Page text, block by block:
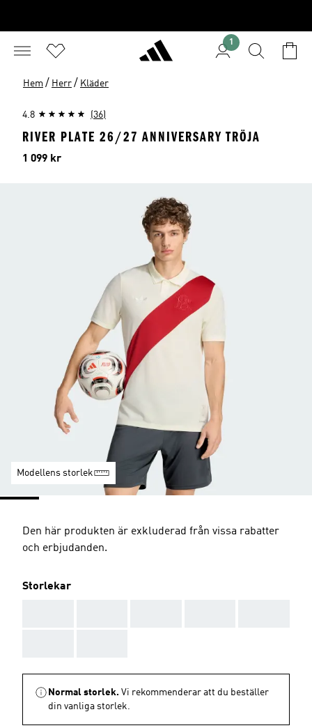
1
Hem / Herr / Kläder
4.8 (36)
RIVER PLATE 26/27 ANNIVERSARY TRÖJA
Pris
1 099 kr
Modellens storlek
Den här produkten är exkluderad från vissa rabatter
och erbjudanden.
Storlekar
Normal storlek. Vi rekommenderar att du beställer
din vanliga storlek.